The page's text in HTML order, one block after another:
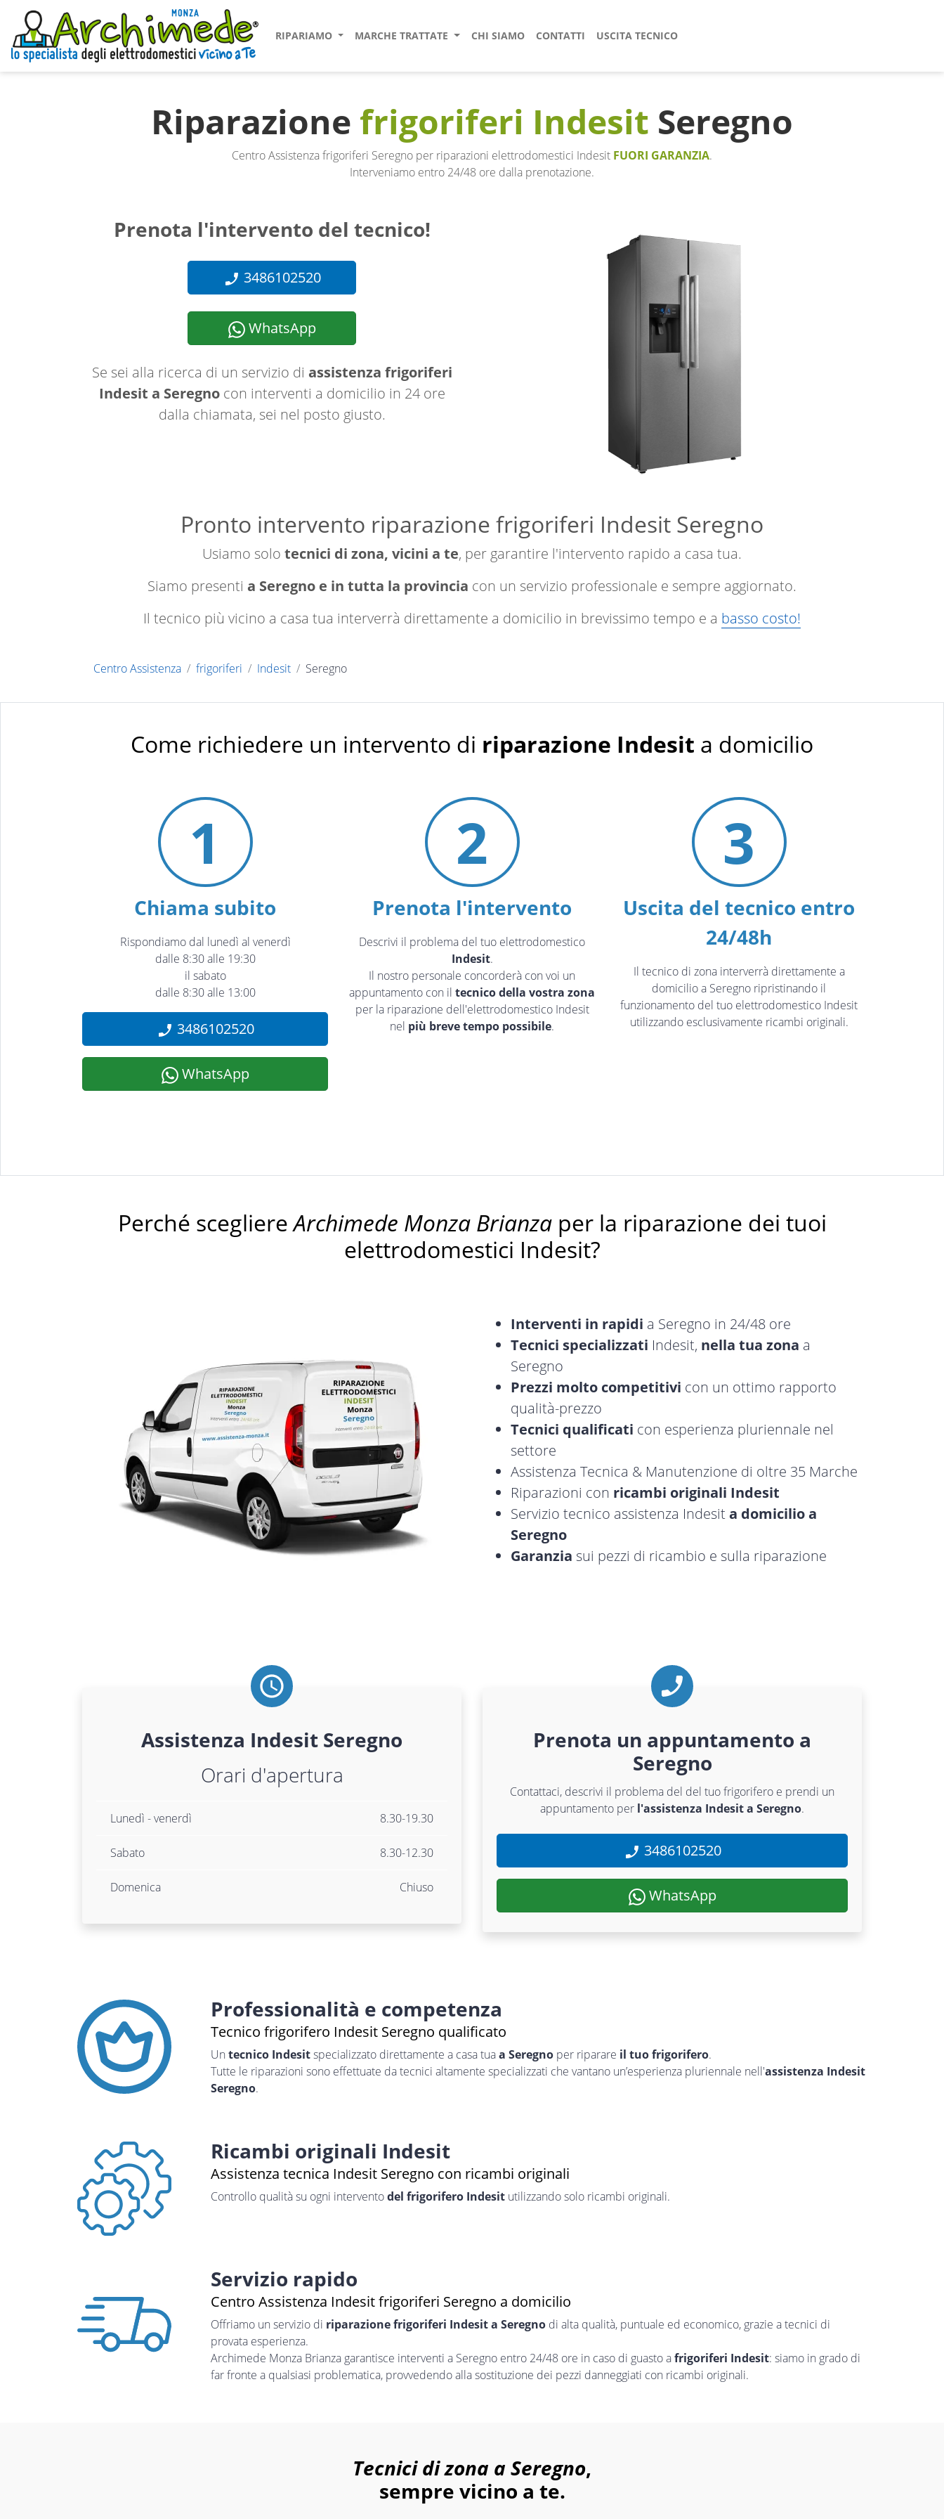
RIPARIAMO MARCHE TRATTATE CHI SIAMO CONTATTI USCITA TECNICO
Riparazione frigoriferi Indesit Seregno
Centro Assistenza frigoriferi Seregno per riparazioni elettrodomestici Indesit FUORI GARANZIA.
Interveniamo entro 24/48 ore dalla prenotazione.
Prenota l'intervento del tecnico!
3486102520
WhatsApp
Se sei alla ricerca di un servizio di assistenza frigoriferi
Indesit a Seregnocon interventi a domicilio in 24 ore
dalla chiamata, sei nel posto giusto.
Pronto intervento riparazione frigoriferi Indesit Seregno
Usiamo solo tecnici di zona, vicini a te, per garantire l'intervento rapido a casa tua.
Siamo presenti a Seregno e in tutta la provincia con un servizio professionale e sempre aggiornato.
Il tecnico più vicino a casa tua interverrà direttamente a domicilio in brevissimo tempo e a basso costo!
Centro Assistenza frigoriferi Indesit Seregno
Come richiedere un intervento di riparazione Indesit a domicilio
1
Chiama subito
Rispondiamo dal lunedì al venerdì
dalle 8:30 alle 19:30
il sabato
dalle 8:30 alle 13:00
3486102520
WhatsApp
2
Prenota l'intervento
Descrivi il problema del tuo elettrodomestico
Indesit.
Il nostro personale concorderà con voi un
appuntamento con il tecnico della vostra zona
per la riparazione dell'elettrodomestico Indesit
nel più breve tempo possibile.
3
Uscita del tecnico entro
24/48h
Il tecnico di zona interverrà direttamente a
domicilio a Seregno ripristinando il
funzionamento del tuo elettrodomestico Indesit
utilizzando esclusivamente ricambi originali.
Perché scegliereArchimede Monza Brianzaper la riparazione dei tuoi
elettrodomestici Indesit?
Interventi in rapidi a Seregno in 24/48 ore
Tecnici specializzati Indesit, nella tua zona a
Seregno
Prezzi molto competitivi con un ottimo rapporto
qualità-prezzo
Tecnici qualificati con esperienza pluriennale nel
settore
Assistenza Tecnica & Manutenzione di oltre 35 Marche
Riparazioni con ricambi originali Indesit
Servizio tecnico assistenza Indesita domicilio a
Seregno
Garanzia sui pezzi di ricambio e sulla riparazione
Assistenza Indesit Seregno
Orari d'apertura
Lunedì - venerdì 8.30-19.30
Sabato 8.30-12.30
Domenica Chiuso
Prenota un appuntamento a
Seregno
Contattaci, descrivi il problema del del tuo frigorifero e prendi un
appuntamento per l'assistenza Indesit a Seregno.
3486102520
WhatsApp
Professionalità e competenza
Tecnico frigorifero Indesit Seregno qualificato
Un tecnico Indesitspecializzato direttamente a casa tuaa Seregno per riparare il tuo frigorifero.
Tutte le riparazioni sono effettuate da tecnici altamente specializzati che vantano un’esperienza pluriennale nell'assistenza Indesit
Seregno.
Ricambi originali Indesit
Assistenza tecnica Indesit Seregno con ricambi originali
Controllo qualità su ogni interventodel frigorifero Indesit utilizzando solo ricambi originali.
Servizio rapido
Centro Assistenza Indesit frigoriferi Seregno a domicilio
Offriamo un servizio di riparazione frigoriferi Indesit a Seregno di alta qualità, puntuale ed economico, grazie a tecnici di
provata esperienza.
Archimede Monza Brianza garantisce interventi a Seregno entro 24/48 ore in caso di guasto afrigoriferi Indesit: siamo in grado di
far fronte a qualsiasi problematica, provvedendo alla sostituzione dei pezzi danneggiati con ricambi originali.
Tecnici di zona a Seregno,
sempre vicino a te.